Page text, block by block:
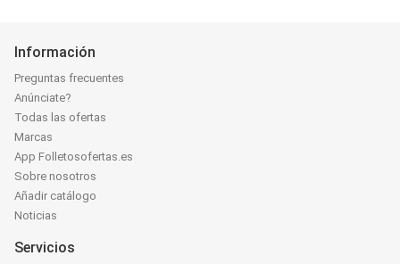
Información
Preguntas frecuentes
Anúnciate?
Todas las ofertas
Marcas
App Folletosofertas.es
Sobre nosotros
Añadir catálogo
Noticias
Servicios